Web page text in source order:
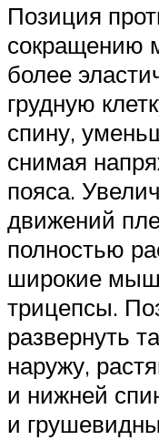
Позиция
сокращению
более
грудную
спину,
снимая
пояса.
движений
полностью
широкие
трицепсы.
развернуть
наружу,
и нижней
и